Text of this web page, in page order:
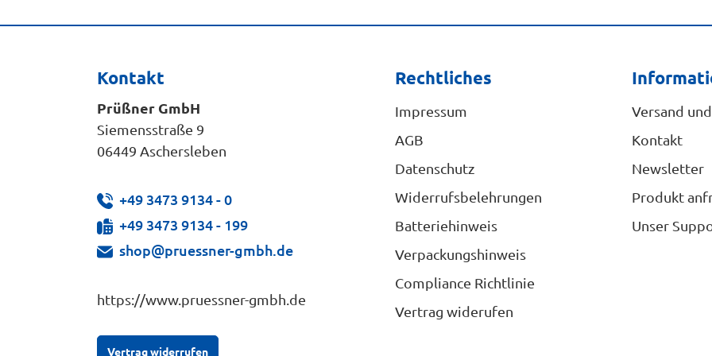
Kontakt
Prüßner GmbH
Siemensstraße 9
06449 Aschersleben
+49 3473 9134 - 0
+49 3473 9134 - 199
shop@pruessner-gmbh.de
https://www.pruessner-gmbh.de
Vertrag widerrufen
Rechtliches
Impressum
AGB
Datenschutz
Widerrufsbelehrungen
Batteriehinweis
Verpackungshinweis
Compliance Richtlinie
Vertrag widerufen
Versand
Kontakt
Newsletter
Produkt
Unser